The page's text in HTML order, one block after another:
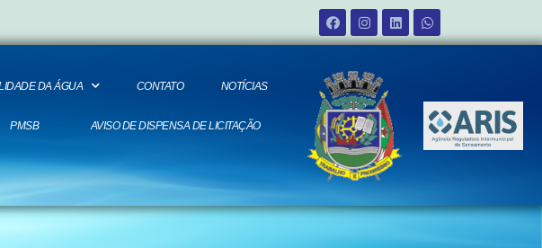
DA ÁGUA CONTATO NOTÍCIAS
PMSB AVISO DE DISPENSA DE LICITAÇÃO